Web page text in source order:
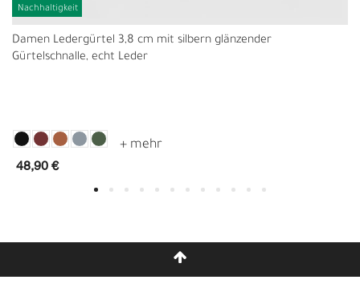
Nachhaltigkeit
Damen Ledergürtel 3,8 cm mit silbern glänzender
Gürtelschnalle, echt Leder
48,90 €